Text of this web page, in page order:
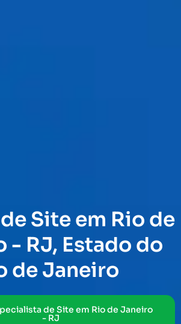
Site em Rio de
- RJ, Estado do
de Janeiro
de Site em Rio de Janeiro
- RJ